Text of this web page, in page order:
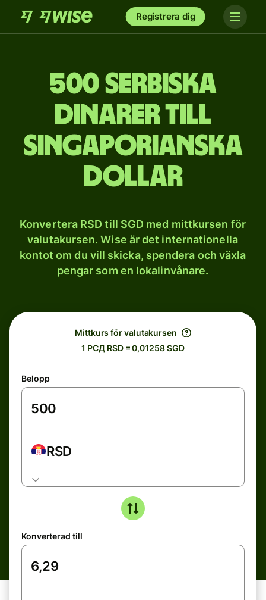
Registrera dig
500 serbiska
dinarer till
singaporianska
dollar
Konvertera RSD till SGD med mittkursen för
valutakursen. Wise är det internationella
kontot om du vill skicka, spendera och växla
pengar som en lokalinvånare.
Mittkurs för valutakursen
1 РСД RSD = 0,01258 SGD
Belopp
RSD
Konverterad till